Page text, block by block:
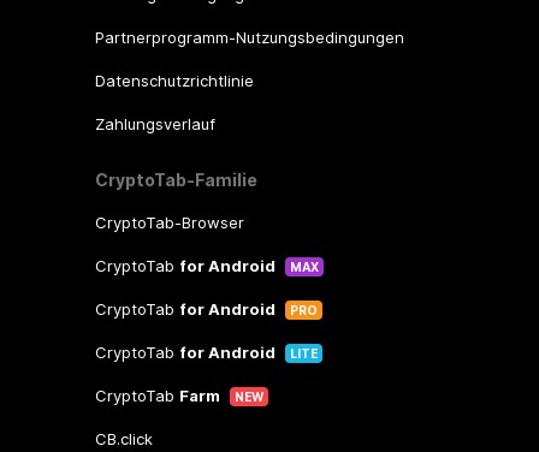
Partnerprogramm-Nutzungsbedingungen
Datenschutzrichtlinie
Zahlungsverlauf
CryptoTab-Familie
CryptoTab-Browser
CryptoTab for Android MAX
CryptoTab for Android PRO
CryptoTab for Android LITE
CryptoTab Farm NEW
CB.click